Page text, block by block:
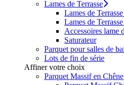
Lames de Terrasse
Lames de
Lames de
Accessoires lame
Saturateur
Parquet pour salles de
Lots de fin de série
Affiner votre choix
Parquet Massif en Chêne